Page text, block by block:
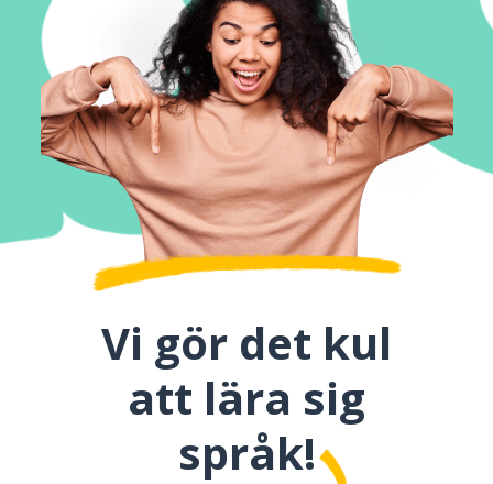
Vi gör det kul
att lära sig
språk!